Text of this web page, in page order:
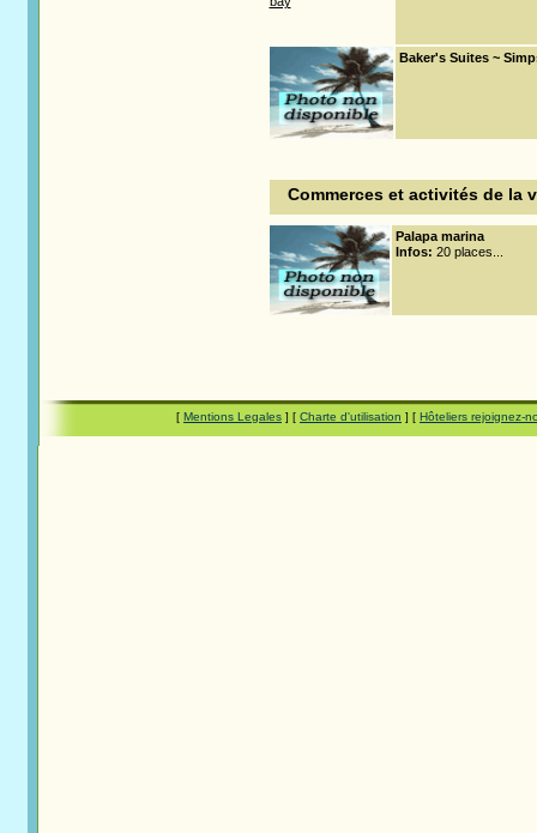
Baker's Suites ~
Commerces et activités de la
Palapa marina
Infos: 20 places...
[ Mentions Legales ] [ Charte d'utilisation ] [ Hôteliers rejoignez-